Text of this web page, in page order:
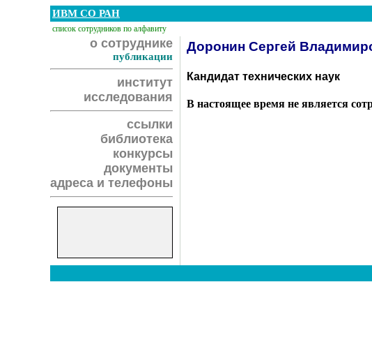
ИВМ СО РАН
список сотрудников по алфавиту
о сотруднике
публикации
институт
исследования
ссылки
библиотека
конкурсы
документы
адреса и телефоны
Доронин Сергей
Кандидат технических наук
В настоящее время не является